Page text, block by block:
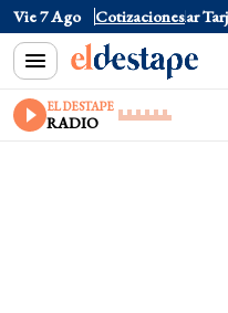
Vie 7 Ago Cotizaciones
Oficial $1520 Dólar Tarjeta
EL DESTAPE
RADIO